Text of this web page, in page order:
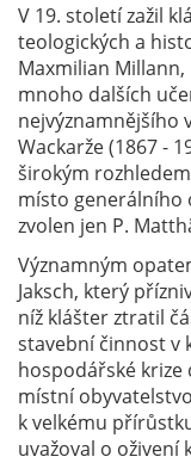
V 19. století zažil
teologických a
Maxmilian
mnoho dalších
nejvýznamnějšího
Wackarže (1867 -
širokým
místo generálního
zvolen jen P.
Významným
Jaksch, který
níž klášter ztratil
stavební činnost v
hospodářské krize
místní
k velkému
uvažoval o oživení